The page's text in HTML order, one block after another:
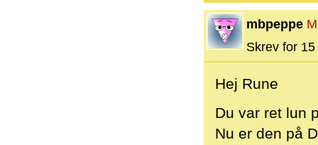
mbpeppe
Skrev for
Hej Rune
Du var ret lun
Nu er den på